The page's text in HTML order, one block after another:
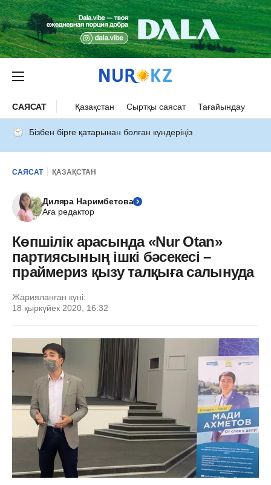
САЯСАТ Қазақстан Сыртқы саясат Тағайындау
Бізбен бірге қатарынан болған күндеріңіз
САЯСАТ ҚАЗАҚСТАН
Диляра Наримбетова
Аға редактор
Көпшілік арасында «Nur Otan»
партиясының ішкі бәсекесі –
праймериз қызу талқыға салынуда
Жарияланған күні:
18 қыркүйек 2020, 16:32